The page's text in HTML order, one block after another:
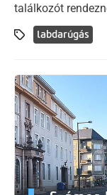
találkozót
labdarúgás